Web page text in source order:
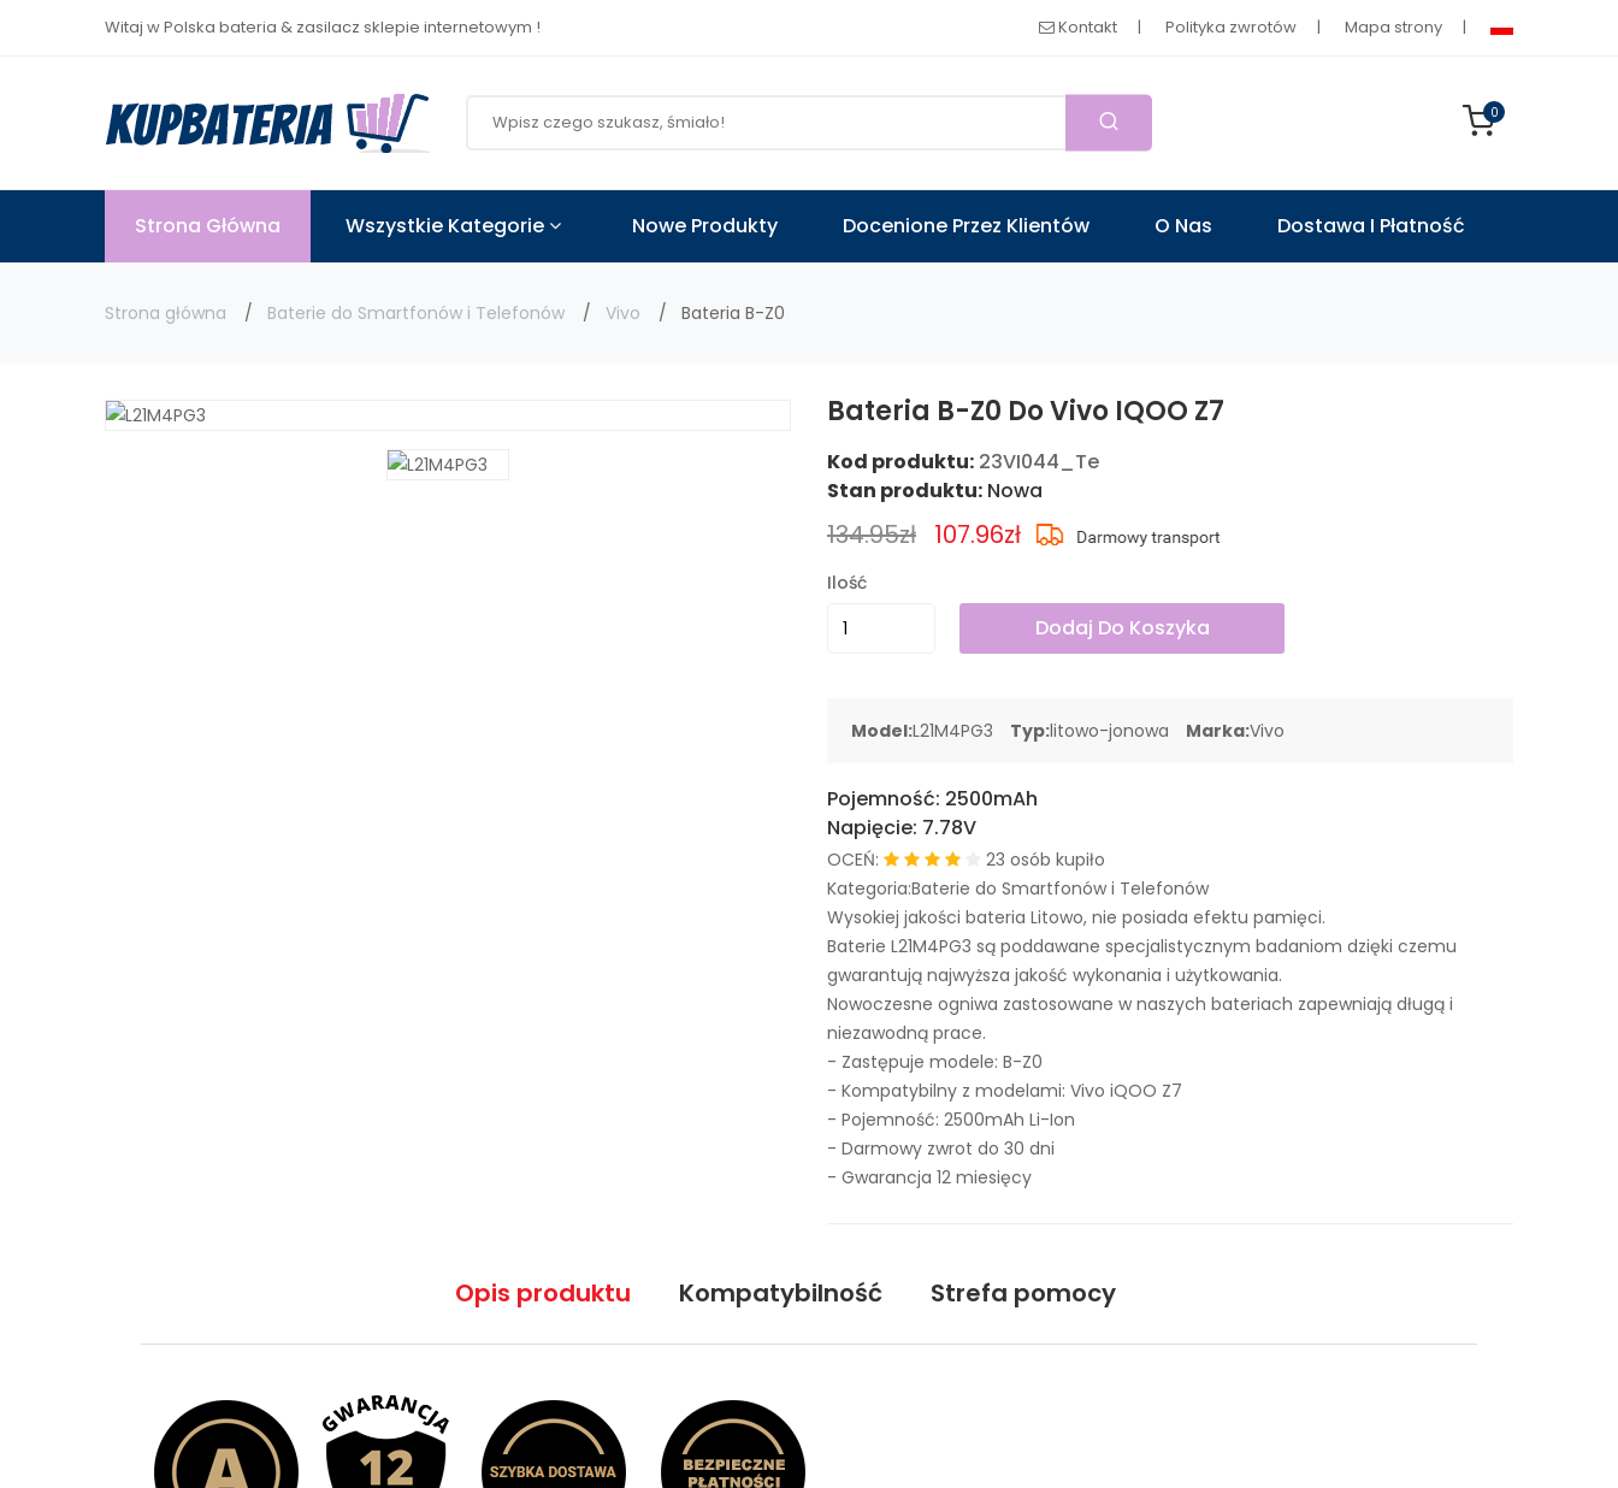
Witaj w Polska bateria & zasilacz sklepie internetowym ! Kontakt Polityka zwrotów Mapa strony
0
Strona Główna Wszystkie Kategorie Nowe Produkty Docenione Przez Klientów O Nas Dostawa I Płatność
Strona główna Baterie do Smartfonów i Telefonów Vivo Bateria B-Z0
Bateria B-Z0 Do Vivo IQOO Z7
Kod produktu: 23VI044_Te
Stan produktu: Nowa
134.95zł 107.96zł
Ilość
Dodaj Do Koszyka
Model:L21M4PG3 Typ:litowo-jonowa Marka:Vivo
Pojemność: 2500mAh
Napięcie: 7.78V
OCEŃ:
23 osób kupiło
Kategoria:Baterie do Smartfonów i Telefonów
Wysokiej jakości bateria Litowo, nie posiada efektu pamięci.
Baterie L21M4PG3 są poddawane specjalistycznym badaniom dzięki czemu
gwarantują najwyższa jakość wykonania i użytkowania.
Nowoczesne ogniwa zastosowane w naszych bateriach zapewniają długą i
niezawodną prace.
- Zastępuje modele: B-Z0
- Kompatybilny z modelami: Vivo iQOO Z7
- Pojemność: 2500mAh Li-Ion
- Darmowy zwrot do 30 dni
- Gwarancja 12 miesięcy
Opis produktu Kompatybilność Strefa pomocy